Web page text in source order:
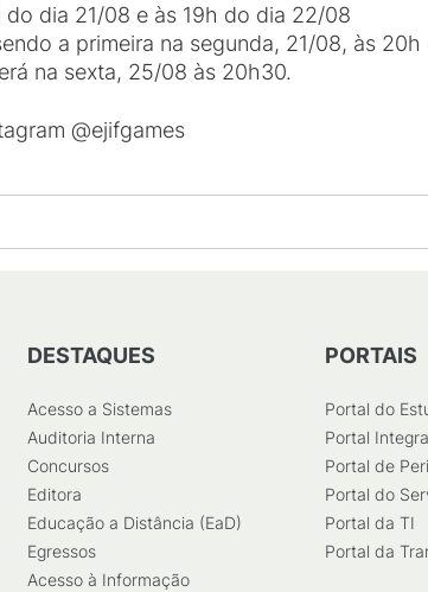
dia 21/08 e às 19h do dia 22/08
a primeira na segunda, 21/08, às
na sexta, 25/08 às 20h30.
@ejifgames
DESTAQUES
Acesso a Sistemas
Auditoria Interna
Concursos
Editora
Educação a Distância (EaD)
Egressos
Acesso à Informação
PORTAIS
Portal do
Portal Integra
Portal de
Portal do
Portal da TI
Portal da